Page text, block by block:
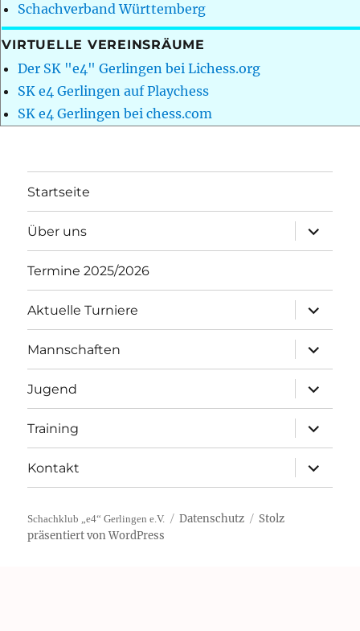
Schachverband Württemberg
VIRTUELLE VEREINSRÄUME
Der SK "e4" Gerlingen bei Lichess.org
SK e4 Gerlingen auf Playchess
SK e4 Gerlingen bei chess.com
Startseite
Über uns
öffnen
Termine 2025/2026
Aktuelle Turniere
öffnen
Mannschaften
öffnen
Jugend
öffnen
Training
öffnen
Kontakt
öffnen
Schachklub „e4“ Gerlingen e.V. Datenschutz
Stolz
präsentiert von WordPress